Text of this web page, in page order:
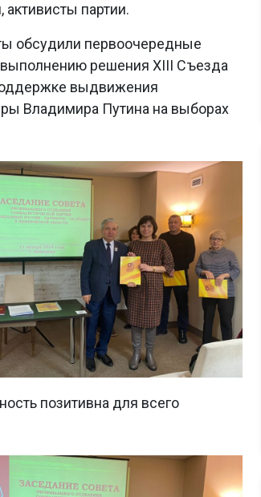
активисты партии.
обсудили первоочередные
решения ХIII Съезда
выдвижения
Владимира Путина на выборах
позитивна для всего